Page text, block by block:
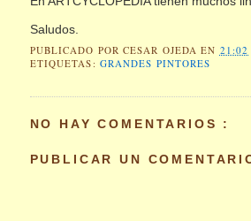
Saludos.
PUBLICADO PORCESAR OJEDAEN 21:02
ETIQUETAS: GRANDES PINTORES
NO HAY COMENTARIOS :
PUBLICAR UN